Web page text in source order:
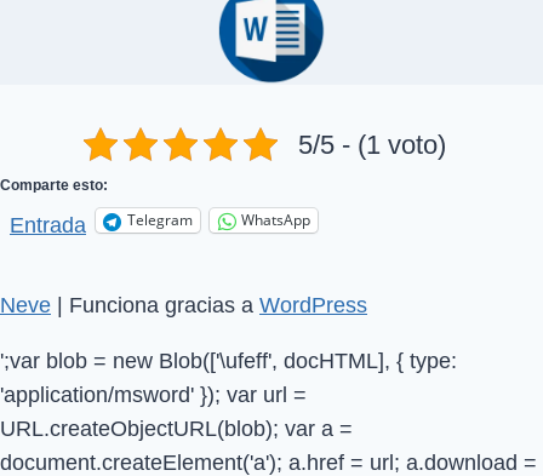
5/5 - (1 voto)
Comparte esto:
Entrada Telegram WhatsApp
Neve | Funciona gracias a WordPress
';var blob = new Blob(['\ufeff', docHTML], { type:
'application/msword' }); var url =
URL.createObjectURL(blob); var a =
document.createElement('a'); a.href = url; a.download =